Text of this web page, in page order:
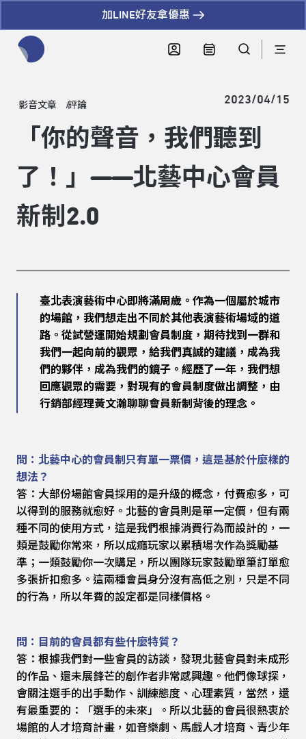
加LINE好友拿優惠
影音文章 評論 2023/04/15
「你的聲音，我們聽到
了！」——北藝中心會員
新制2.0
臺北表演藝術中心即將滿周歲。作為一個屬於城市
的場館，我們想走出不同於其他表演藝術場域的道
路。從試營運開始規劃會員制度，期待找到一群和
我們一起向前的觀眾，給我們真誠的建議，成為我
們的夥伴，成為我們的鏡子。經歷了一年，我們想
回應觀眾的需要，對現有的會員制度做出調整，由
行銷部經理黃文瀚聊聊會員新制背後的理念。
問：北藝中心的會員制只有單一票價，這是基於什麼樣的
想法？
答：大部份場館會員採用的是升級的概念，付費愈多，可
以得到的服務就愈好。北藝的會員則是單一定價，但有兩
種不同的使用方式，這是我們根據消費行為而設計的，一
類是鼓勵你常來，所以成癮玩家以累積場次作為獎勵基
準；一類鼓勵你一次購足，所以團隊玩家鼓勵單筆訂單愈
多張折扣愈多。這兩種會員身分沒有高低之別，只是不同
的行為，所以年費的設定都是同樣價格。
問：目前的會員都有些什麼特質？
答：根據我們對一些會員的訪談，發現北藝會員對未成形
的作品、還未展鋒芒的創作者非常感興趣。他們像球探，
會關注選手的出手動作、訓練態度、心理素質，當然，還
有最重要的：「選手的未來」。所以北藝的會員很熱衷於
場館的人才培育計畫，如音樂劇、馬戲人才培育、青少年